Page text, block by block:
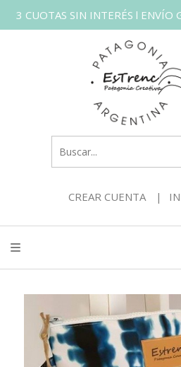
3 CUOTAS SIN INTERÉS l ENVÍO
CREAR CUENTA